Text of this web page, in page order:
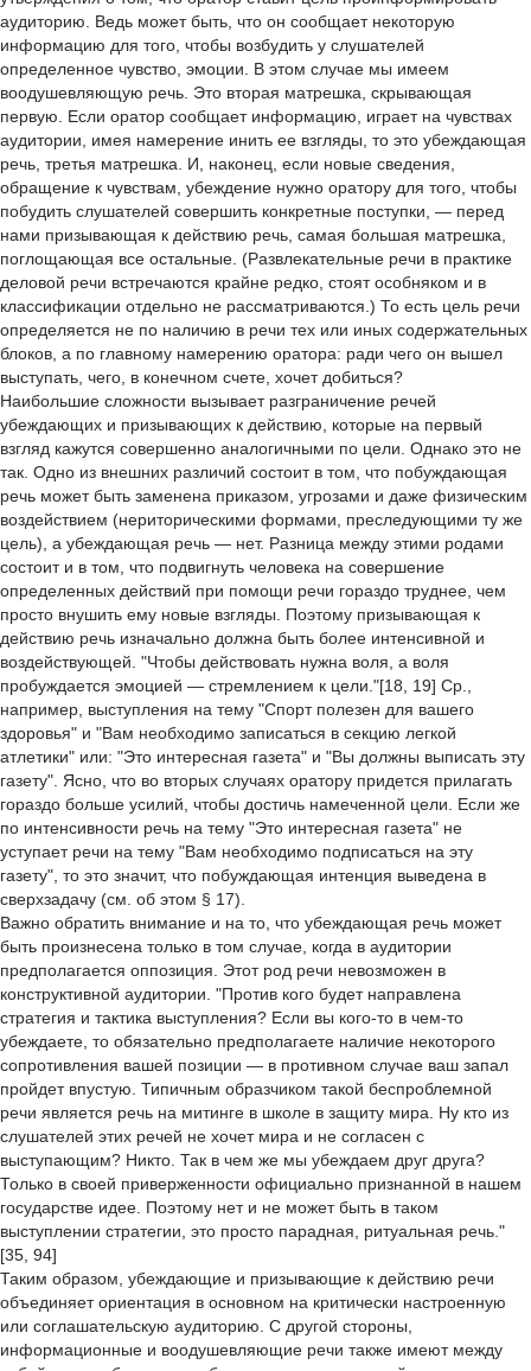
аудиторию. Ведь может быть, что он сообщает некоторую
информацию для того, чтобы возбудить у слушателей
определенное чувство, эмоции. В этом случае мы имеем
воодушевляющую речь. Это вторая матрешка, скрывающая
первую. Если оратор сообщает информацию, играет на чувствах
аудитории, имея намерение инить ее взгляды, то это убеждающая
речь, третья матрешка. И, наконец, если новые сведения,
обращение к чувствам, убеждение нужно оратору для того, чтобы
побудить слушателей совершить конкретные поступки, — перед
нами призывающая к действию речь, самая большая матрешка,
поглощающая все остальные. (Развлекательные речи в практике
деловой речи встречаются крайне редко, стоят особняком и в
классификации отдельно не рассматриваются.) То есть цель речи
определяется не по наличию в речи тех или иных содержательных
блоков, а по главному намерению оратора: ради чего он вышел
выступать, чего, в конечном счете, хочет добиться?
Наибольшие сложности вызывает разграничение речей
убеждающих и призывающих к действию, которые на первый
взгляд кажутся совершенно аналогичными по цели. Однако это не
так. Одно из внешних различий состоит в том, что побуждающая
речь может быть заменена приказом, угрозами и даже физическим
воздействием (нериторическими формами, преследующими ту же
цель), а убеждающая речь — нет. Разница между этими родами
состоит и в том, что подвигнуть человека на совершение
определенных действий при помощи речи гораздо труднее, чем
просто внушить ему новые взгляды. Поэтому призывающая к
действию речь изначально должна быть более интенсивной и
воздействующей. "Чтобы действовать нужна воля, а воля
пробуждается эмоцией — стремлением к цели."[18, 19] Ср.,
например, выступления на тему "Спорт полезен для вашего
здоровья" и "Вам необходимо записаться в секцию легкой
атлетики" или: "Это интересная газета" и "Вы должны выписать эту
газету". Ясно, что во вторых случаях оратору придется прилагать
гораздо больше усилий, чтобы достичь намеченной цели. Если же
по интенсивности речь на тему "Это интересная газета" не
уступает речи на тему "Вам необходимо подписаться на эту
газету", то это значит, что побуждающая интенция выведена в
сверхзадачу (см. об этом § 17).
Важно обратить внимание и на то, что убеждающая речь может
быть произнесена только в том случае, когда в аудитории
предполагается оппозиция. Этот род речи невозможен в
конструктивной аудитории. "Против кого будет направлена
стратегия и тактика выступления? Если вы кого-то в чем-то
убеждаете, то обязательно предполагаете наличие некоторого
сопротивления вашей позиции — в противном случае ваш запал
пройдет впустую. Типичным образчиком такой беспроблемной
речи является речь на митинге в школе в защиту мира. Ну кто из
слушателей этих речей не хочет мира и не согласен с
выступающим? Никто. Так в чем же мы убеждаем друг друга?
Только в своей приверженности официально признанной в нашем
государстве идее. Поэтому нет и не может быть в таком
выступлении стратегии, это просто парадная, ритуальная речь."
[35, 94]
Таким образом, убеждающие и призывающие к действию речи
объединяет ориентация в основном на критически настроенную
или соглашательскую аудиторию. С другой стороны,
информационные и воодушевляющие речи также имеют между